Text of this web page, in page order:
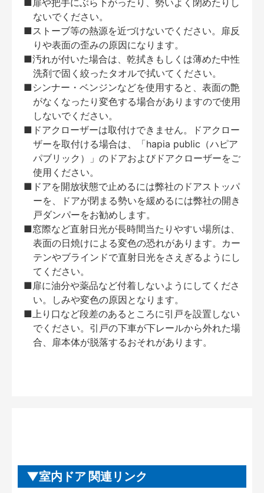
■扉や把手にぶら下がったり、勢いよく閉めたりし
ないでください。
■ストーブ等の熱源を近づけないでください。扉反
りや表面の歪みの原因になります。
■汚れが付いた場合は、乾拭きもしくは薄めた中性
洗剤で固く絞ったタオルで拭いてください。
■シンナー・ベンジンなどを使用すると、表面の艶
がなくなったり変色する場合がありますので使用
しないでください。
■ドアクローザーは取付けできません。ドアクロー
ザーを取付ける場合は、「hapia public（ハピア
パブリック）」のドアおよびドアクローザーをご
使用ください。
■ドアを開放状態で止めるには弊社のドアストッパ
ーを、ドアが閉まる勢いを緩めるには弊社の開き
戸ダンパーをお勧めします。
■窓際など直射日光が長時間当たりやすい場所は、
表面の日焼けによる変色の恐れがあります。カー
テンやブラインドで直射日光をさえぎるようにし
てください。
■扉に油分や薬品など付着しないようにしてくださ
い。しみや変色の原因となります。
■上り口など段差のあるところに引戸を設置しない
でください。引戸の下車が下レールから外れた場
合、扉本体が脱落するおそれがあります。
室内ドア 関連リンク